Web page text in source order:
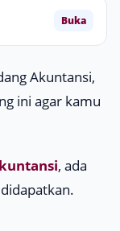
Buka
Akuntansi,
ini agar kamu
, ada